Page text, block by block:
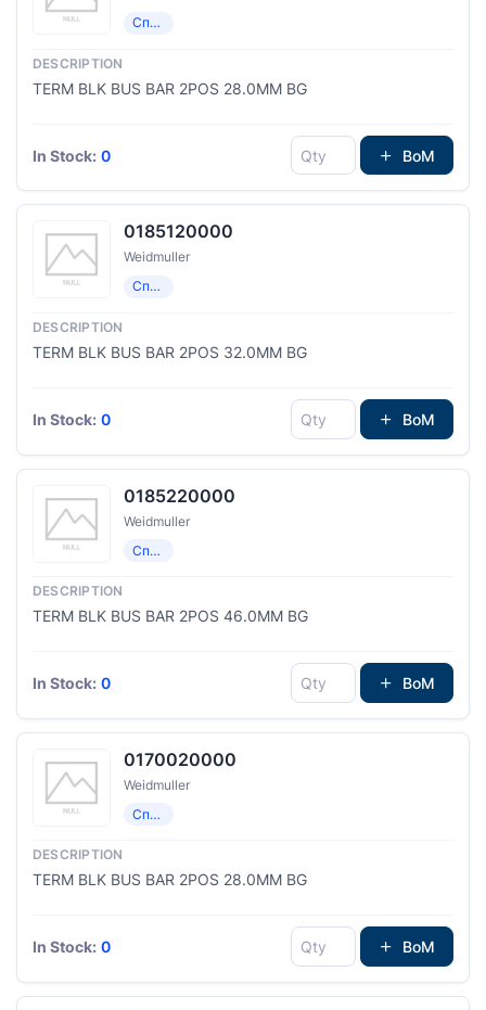
Специализированный
TERM BLK BUS BAR 2POS 28.0MM BG
In Stock: 0 BoM
0185120000
Weidmuller
Специализированный
TERM BLK BUS BAR 2POS 32.0MM BG
In Stock: 0 BoM
0185220000
Weidmuller
Специализированный
TERM BLK BUS BAR 2POS 46.0MM BG
In Stock: 0 BoM
0170020000
Weidmuller
Специализированный
TERM BLK BUS BAR 2POS 28.0MM BG
In Stock: 0 BoM